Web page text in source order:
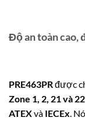
Độ an toàn cao,
PRE463PRđược
Zone 1, 2, 21 và 22
ATEXvà IECEx .